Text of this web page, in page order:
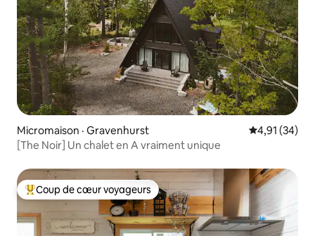
Micromaison · Gravenhurst Note
4,91 (34)
[The Noir] Un chalet en A vraiment unique
Coup de cœur voyageurs parmi les plus aimés
Coup de cœur voyageurs